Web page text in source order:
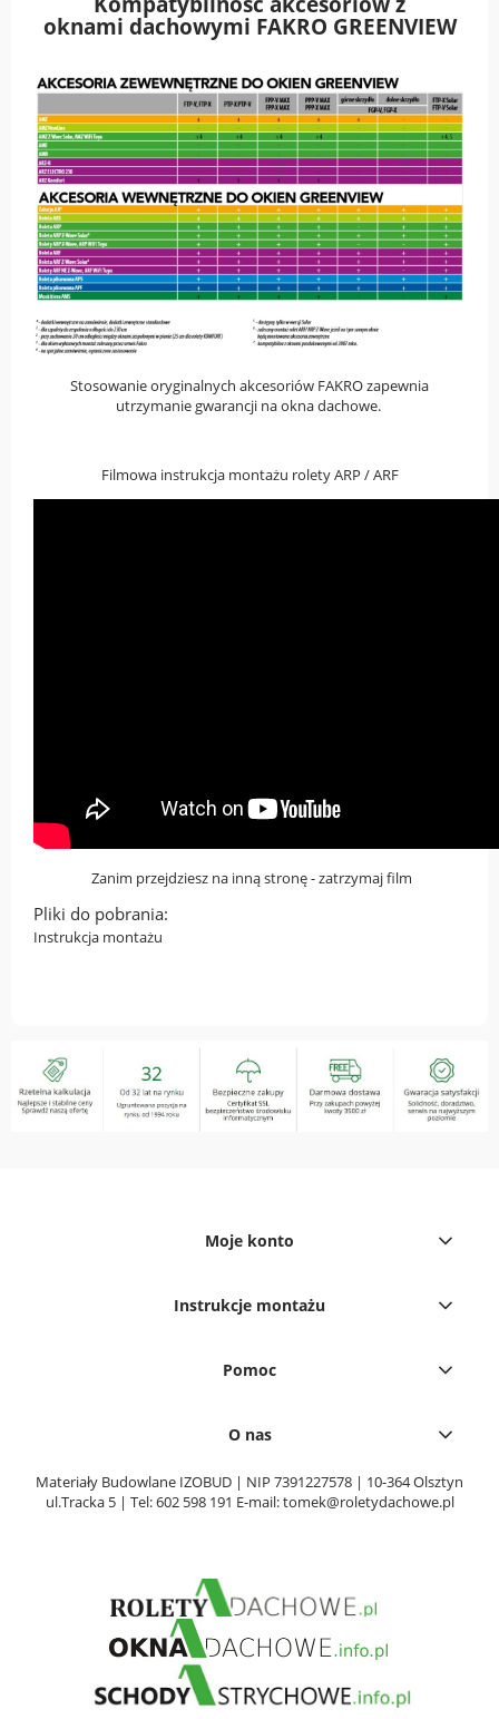
oknami dachowymi FAKRO GREENVIEW
Stosowanie oryginalnych akcesoriów FAKRO zapewnia
utrzymanie gwarancji na okna dachowe.
Filmowa instrukcja montażu rolety ARP / ARF
Zanim przejdziesz na inną stronę - zatrzymaj film
Pliki do pobrania:
Instrukcja montażu
Moje konto
Instrukcje montażu
Pomoc
O nas
Materiały Budowlane IZOBUD | NIP 7391227578 | 10-364 Olsztyn
ul.Tracka 5 | Tel:602 598 191 E-mail:tomek@roletydachowe.pl